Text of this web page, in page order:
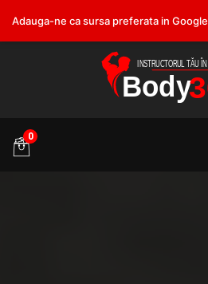
0
Adauga-ne ca sursa preferata in Google